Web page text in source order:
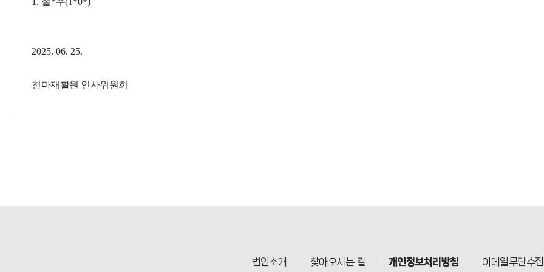
2025. 06. 25.
천마재활원 인사위원회
법인소개 찾아오시는 길 개인정보처리방침 이메일무단수